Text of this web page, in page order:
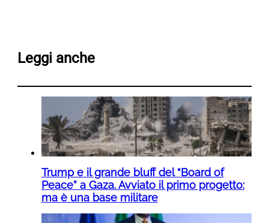
Leggi anche
Trump e il grande bluff del “Board of
Peace” a Gaza. Avviato il primo progetto:
ma è una base militare